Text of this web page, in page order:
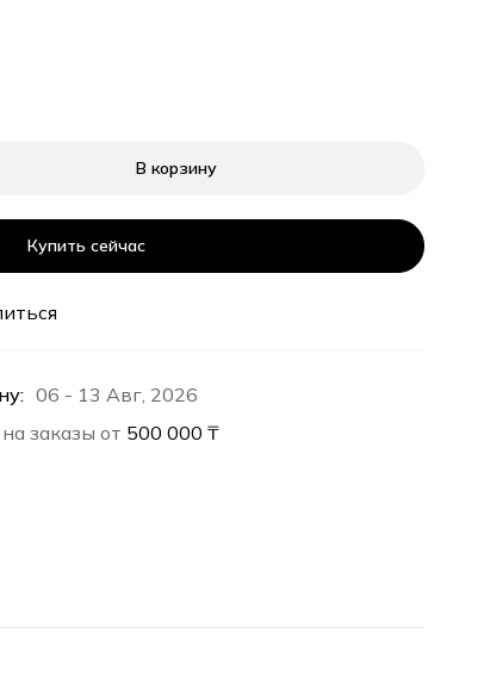
В корзину
Купить сейчас
06 - 13 Авг, 2026
на заказы от 500 000 ₸